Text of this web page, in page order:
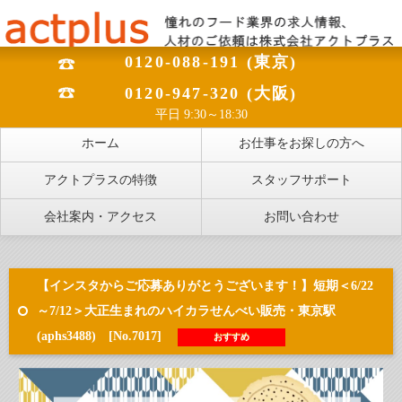
0120-088-191 (東京)
0120-947-320 (大阪)
平日 9:30～18:30
ホーム お仕事をお探しの方へ
アクトプラスの特徴 スタッフサポート
会社案内・アクセス お問い合わせ
【インスタからご応募ありがとうございます！】短期＜6/22
～7/12＞大正生まれのハイカラせんべい販売・東京駅
(aphs3488) [No.7017]
おすすめ